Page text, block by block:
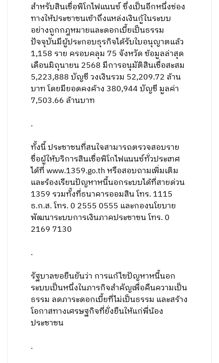
สำหรับสินเชื่อพิโกไฟแนนซ์ ซึ่งเป็นอีกหนึ่งช่อง
ทางให้ประชาชนเข้าถึงแหล่งเงินกู้ในระบบ
อย่างถูกกฎหมายและดอกเบี้ยเป็นธรรม
ปัจจุบันมีผู้ประกอบธุรกิจได้รับใบอนุญาตแล้ว
1,158 ราย ครอบคลุม 75 จังหวัด ข้อมูลล่าสุด
เดือนมิถุนายน 2568 มีการอนุมัติสินเชื่อสะสม
5,223,888 บัญชี วงเงินรวม 52,209.72 ล้าน
บาท โดยมียอดคงค้าง 380,944 บัญชี มูลค่า
7,503.66 ล้านบาท
.
ทั้งนี้ ประชาชนที่สนใจสามารถตรวจสอบราย
ชื่อผู้ให้บริการสินเชื่อพิโกไฟแนนซ์ทั่วประเทศ
ได้ที่ www.1359.go.th หรือสอบถามเพิ่มเติม
และร้องเรียนปัญหาหนี้นอกระบบได้ที่สายด่วน
1359 รวมทั้งที่ธนาคารออมสิน โทร. 1115
ธ.ก.ส. โทร. 0 2555 0555 และกองนโยบาย
พัฒนาระบบการเงินภาคประชาชน โทร. 0
2169 7130
.
รัฐบาลขอยืนยันว่า การแก้ไขปัญหาหนี้นอก
ระบบเป็นหนึ่งในภารกิจสำคัญเพื่อคืนความเป็น
ธรรม ลดภาระดอกเบี้ยที่ไม่เป็นธรรม และสร้าง
โอกาสทางเศรษฐกิจที่ยั่งยืนให้แก่พี่น้อง
ประชาชน
.